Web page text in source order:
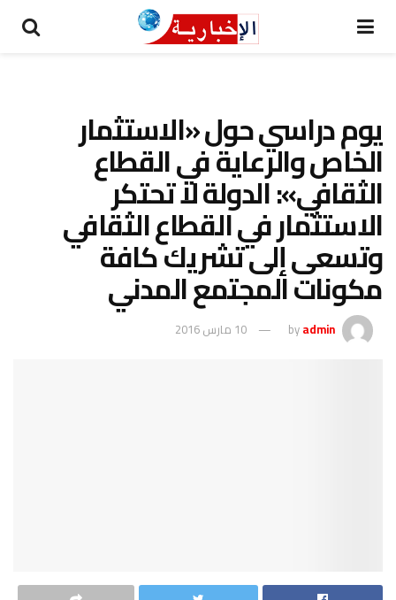
يوم دراسي حول «الاستثمار
الخاص والرعاية في القطاع
الثقافي»: الدولة لا تحتكر
الاستثمار في القطاع الثقافي
وتسعى إلى تشريك كافة
مكونات المجتمع المدني
byadmin 10 مارس 2016